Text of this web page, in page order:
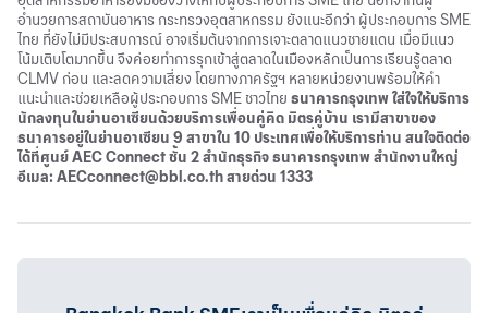
อำนวยการสถาบันอาหาร กระทรวงอุตสาหกรรม ยังแนะอีกว่า ผู้ประกอบการ SME
ไทย ที่ยังไม่มีประสบการณ์ อาจเริ่มต้นจากการเจาะตลาดแนวชายแดน เมื่อมีแนว
โน้มเติบโตมากขึ้น จึงค่อยทำการรุกเข้าสู่ตลาดในเมืองหลักเป็นการเรียนรู้ตลาด
CLMV ก่อน และลดความเสี่ยง โดยทางภาครัฐฯ หลายหน่วยงานพร้อมให้คำ
แนะนำและช่วยเหลือผู้ประกอบการ SME ชาวไทย ธนาคารกรุงเทพ ใส่ใจให้บริการ
นักลงทุนในย่านอาเซียนด้วยบริการเพื่อนคู่คิด มิตรคู่บ้าน เรามีสาขาของ
ธนาคารอยู่ในย่านอาเซียน 9 สาขาใน 10 ประเทศเพื่อให้บริการท่าน สนใจติดต่อ
ได้ที่ศูนย์AEC Connect ชั้น 2 สำนักธุรกิจ ธนาคารกรุงเทพ สำนักงานใหญ่
อีเมล: AECconnect@bbl.co.thสายด่วน 1333